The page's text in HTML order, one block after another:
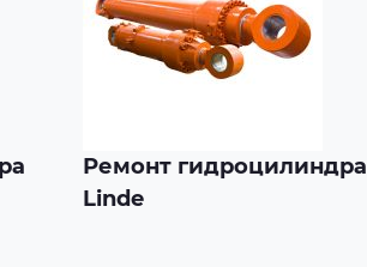
Ремонт гидроцилиндра
Linde